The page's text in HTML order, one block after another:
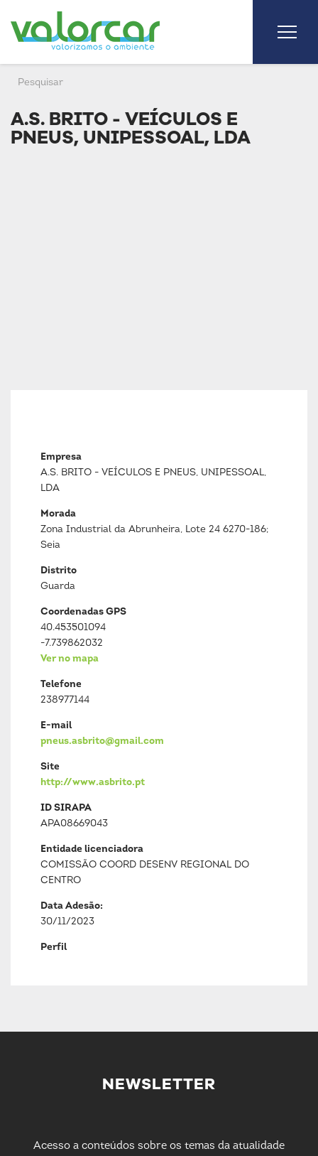
A.S. BRITO - VEÍCULOS E
PNEUS, UNIPESSOAL, LDA
Empresa
A.S. BRITO - VEÍCULOS E PNEUS, UNIPESSOAL,
LDA
Morada
Zona Industrial da Abrunheira, Lote 24 6270-186;
Seia
Distrito
Guarda
Coordenadas GPS
40.453501094
-7.739862032
Ver no mapa
Telefone
238977144
E-mail
pneus.asbrito@gmail.com
Site
http://www.asbrito.pt
ID SIRAPA
APA08669043
Entidade licenciadora
COMISSÃO COORD DESENV REGIONAL DO
CENTRO
Data Adesão:
30/11/2023
Perfil
NEWSLETTER
Acesso a conteúdos sobre os temas da atualidade